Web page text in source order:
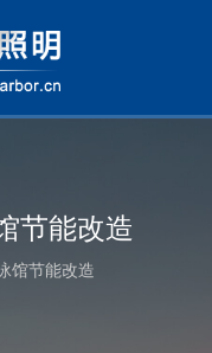
节能改造
馆节能改造